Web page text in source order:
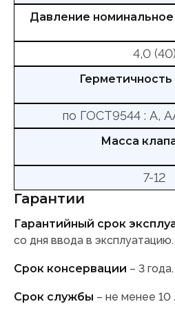
Давление
4,0 (40)
Герметичность
по ГОСТ9544 : А,
Масса
7-12
Гарантии
Гарантийный срок
со дня ввода в эксплуатацию.
Срок консервации – 3 года.
Срок службы – не менее 10